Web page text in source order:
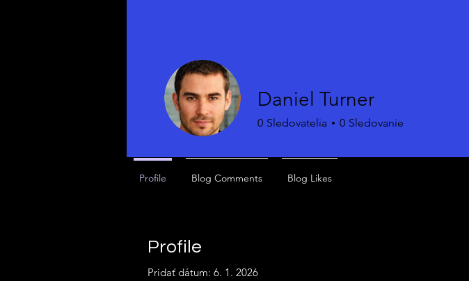
Profile
Pridať dátum: 6. 1. 2026
Daniel Turner
0 Sledovatelia 0 Sledovanie
Profile Blog Comments Blog Likes